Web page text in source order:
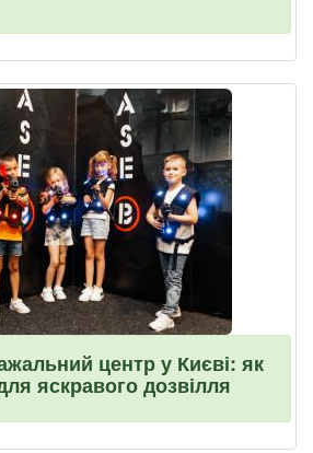
центр у Києві: як
яскравого дозвілля